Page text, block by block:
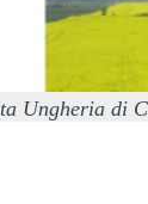
Ungheria di